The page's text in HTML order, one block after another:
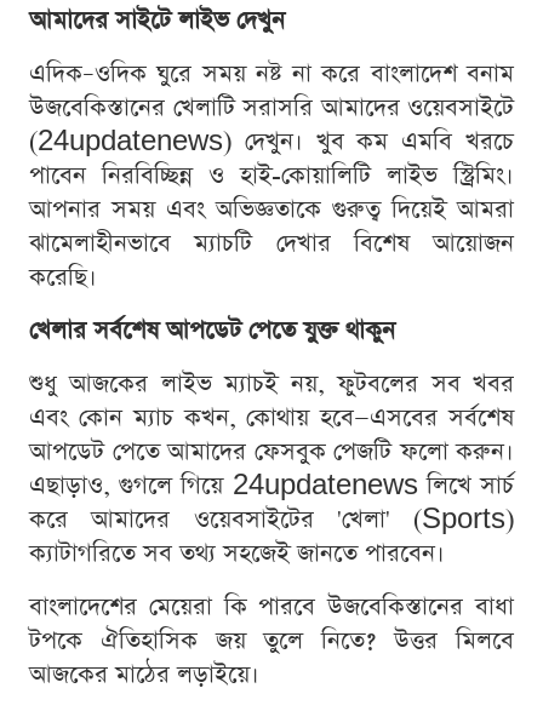
আমাদের সাইটে লাইভ দেখুন
এদিক–ওদিক ঘুরে সময় নষ্ট না করে বাংলাদেশ বনাম
উজবেকিস্তানের খেলাটি সরাসরি আমাদের ওয়েবসাইটে
(24updatenews) দেখুন। খুব কম এমবি খরচে
পাবেন নিরবিচ্ছিন্ন ও হাই-কোয়ালিটি লাইভ স্ট্রিমিং।
আপনার সময় এবং অভিজ্ঞতাকে গুরুত্ব দিয়েই আমরা
ঝামেলাহীনভাবে ম্যাচটি দেখার বিশেষ আয়োজন
করেছি।
খেলার সর্বশেষ আপডেট পেতে যুক্ত থাকুন
শুধু আজকের লাইভ ম্যাচই নয়, ফুটবলের সব খবর
এবং কোন ম্যাচ কখন, কোথায় হবে—এসবের সর্বশেষ
আপডেট পেতে আমাদের ফেসবুক পেজটি ফলো করুন।
এছাড়াও, গুগলে গিয়ে 24updatenews লিখে সার্চ
করে আমাদের ওয়েবসাইটের 'খেলা' (Sports)
ক্যাটাগরিতে সব তথ্য সহজেই জানতে পারবেন।
বাংলাদেশের মেয়েরা কি পারবে উজবেকিস্তানের বাধা
টপকে ঐতিহাসিক জয় তুলে নিতে? উত্তর মিলবে
আজকের মাঠের লড়াইয়ে।